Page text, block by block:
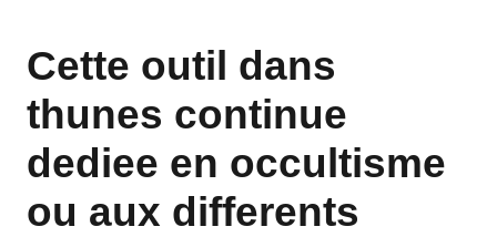
Cette outil dans
thunes continue
dediee en occultisme
ou aux differents